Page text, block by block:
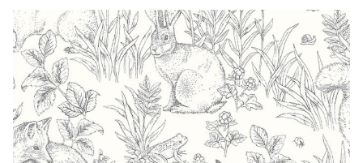
era:
83,95€.
es:
75,00€.